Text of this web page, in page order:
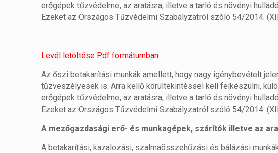
erőgépek tűzvédelme, az aratásra, illetve a tarló és növényi
Ezeket az Országos Tűzvédelmi Szabályzatról szóló 54/2014.
Levél letöltése Pdf formátumban
Az őszi betakarítási munkák amellett, hogy nagy igénybevételt
tűzveszélyesek is. Arra kellő körültekintéssel kell felkészülni,
erőgépek tűzvédelme, az aratásra, illetve a tarló és növényi
Ezeket az Országos Tűzvédelmi Szabályzatról szóló 54/2014.
A mezőgazdasági erő- és munkagépek, szárítók illetve az
A betakarítási, kazalozási, szalmaösszehűzási és bálázási